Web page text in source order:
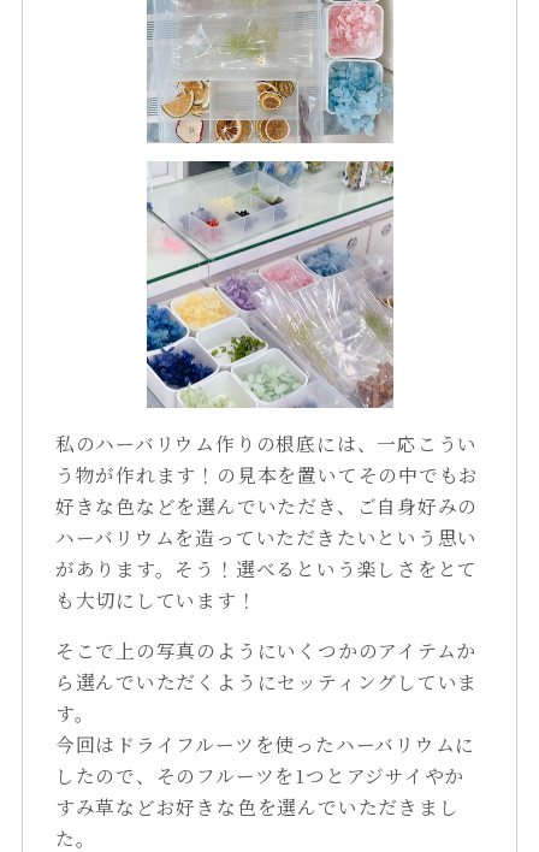
私のハーバリウム作りの根底には、一応こうい
う物が作れます！の見本を置いてその中でもお
好きな色などを選んでいただき、ご自身好みの
ハーバリウムを造っていただきたいという思い
があります。そう！選べるという楽しさをとて
も大切にしています！
そこで上の写真のようにいくつかのアイテムか
ら選んでいただくようにセッティングしていま
す。
今回はドライフルーツを使ったハーバリウムに
したので、そのフルーツを1つとアジサイやか
すみ草などお好きな色を選んでいただきまし
た。